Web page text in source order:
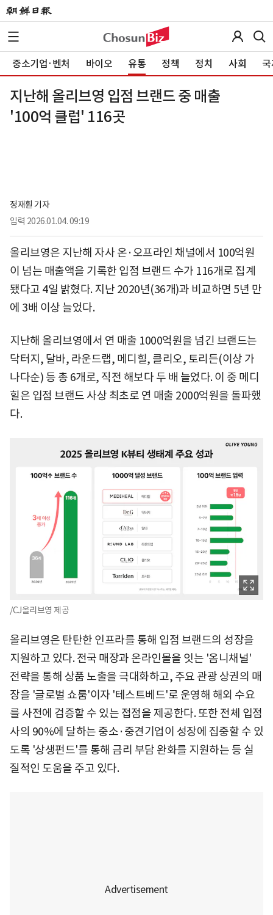
중소기업·벤처 바이오 유통 정책 정치 사회
지난해 올리브영 입점 브랜드 중 매출
'100억 클럽' 116곳
정재훤 기자
입력 2026.01.04. 09:19
올리브영은 지난해 자사 온·오프라인 채널에서 100억원
이 넘는 매출액을 기록한 입점 브랜드 수가 116개로 집계
됐다고 4일 밝혔다. 지난 2020년(36개)과 비교하면 5년 만
에 3배 이상 늘었다.
지난해 올리브영에서 연 매출 1000억원을 넘긴 브랜드는
닥터지, 달바, 라운드랩, 메디힐, 클리오, 토리든(이상 가
나다순) 등 총 6개로, 직전 해보다 두 배 늘었다. 이 중 메디
힐은 입점 브랜드 사상 최초로 연 매출 2000억원을 돌파했
다.
/CJ올리브영 제공
올리브영은 탄탄한 인프라를 통해 입점 브랜드의 성장을
지원하고 있다. 전국 매장과 온라인몰을 잇는 '옴니채널'
전략을 통해 상품 노출을 극대화하고, 주요 관광 상권의 매
장을 '글로벌 쇼룸'이자 '테스트베드'로 운영해 해외 수요
를 사전에 검증할 수 있는 접점을 제공한다. 또한 전체 입점
사의 90%에 달하는 중소·중견기업이 성장에 집중할 수 있
도록 '상생펀드'를 통해 금리 부담 완화를 지원하는 등 실
질적인 도움을 주고 있다.